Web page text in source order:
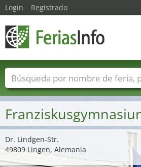
Dr. Lindgen-Str.
49809 Lingen, Alemania
Login Registrado
Nombres de ferias Países
Sectores de ferias
Sectores de proveedor de